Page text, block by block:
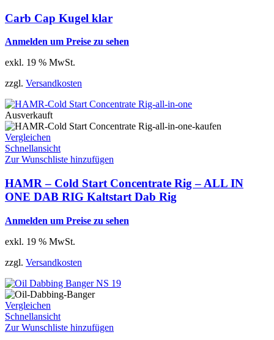
Carb Cap Kugel klar
Anmelden um Preise zu sehen
exkl. 19 % MwSt.
zzgl. Versandkosten
Ausverkauft
Vergleichen
Schnellansicht
Zur Wunschliste hinzufügen
HAMR – Cold Start Concentrate Rig – ALL IN
ONE DAB RIG Kaltstart Dab Rig
Anmelden um Preise zu sehen
exkl. 19 % MwSt.
zzgl. Versandkosten
Vergleichen
Schnellansicht
Zur Wunschliste hinzufügen